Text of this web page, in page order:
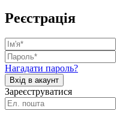
Реєстрація
Нагадати пароль?
Зареєструватися